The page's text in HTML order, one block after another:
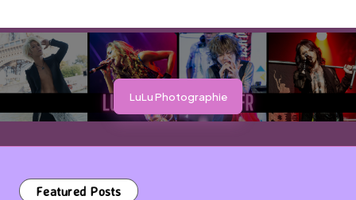
LuLu Photographie
Featured Posts